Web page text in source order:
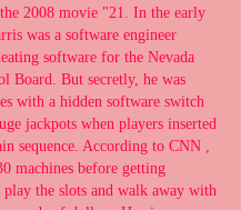
2008 movie "21. In the early
was a software engineer
software for the Nevada
Board. But secretly, he was
with a hidden software switch
jackpots when players inserted
sequence. According to CNN ,
machines before getting
play the slots and walk away with